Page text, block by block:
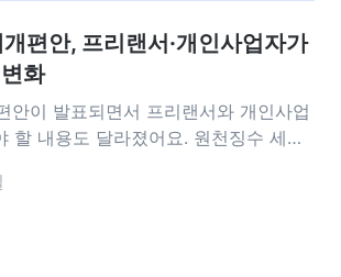
편안, 프리랜서·개인사업자가
화
안이 발표되면서 프리랜서와 개인사업
도 달라졌어요. 원천징수 세율
화가 담겼는데요. 이번 개편안에서 앞